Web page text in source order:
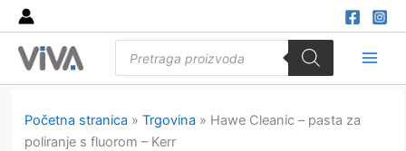
Skip
to
content
search
Početna stranica »Trgovina » Hawe Cleanic – pasta za
poliranje s fluorom – Kerr